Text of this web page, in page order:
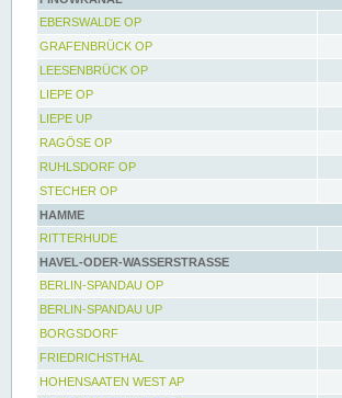
EBERSWALDE OP
GRAFENBRÜCK OP
LEESENBRÜCK OP
LIEPE OP
LIEPE UP
RAGÖSE OP
RUHLSDORF OP
STECHER OP
HAMME
RITTERHUDE
HAVEL-ODER-WASSERSTRASSE
BERLIN-SPANDAU OP
BERLIN-SPANDAU UP
BORGSDORF
FRIEDRICHSTHAL
HOHENSAATEN WEST AP